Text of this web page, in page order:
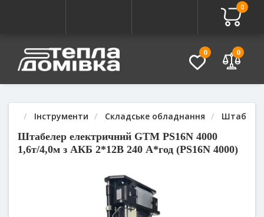
0
0 0
Інструменти Складське обладнання
Штабелер електричний GTM PS16N 4000
1,6т/4,0м з АКБ 2*12В 240 А*год (PS16N 4000)
Питання - Відповідь